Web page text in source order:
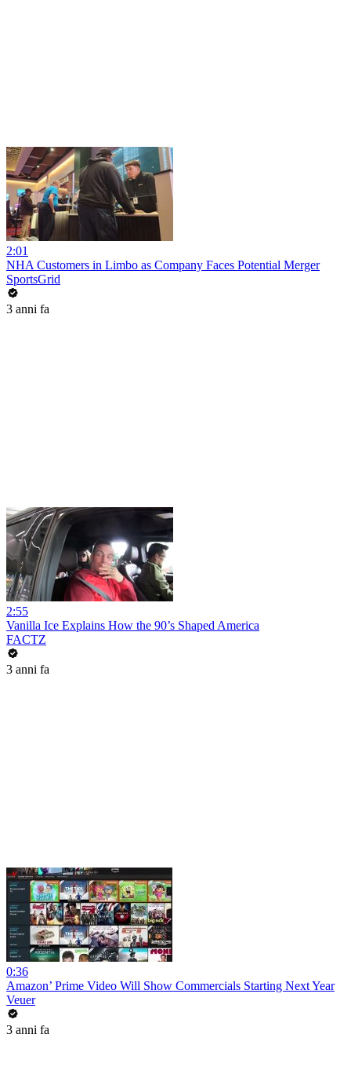
2:01
NHA Customers in Limbo as Company Faces Potential Merger
SportsGrid
3 anni fa
2:55
Vanilla Ice Explains How the 90’s Shaped America
FACTZ
3 anni fa
0:36
Amazon’ Prime Video Will Show Commercials Starting Next Year
Veuer
3 anni fa